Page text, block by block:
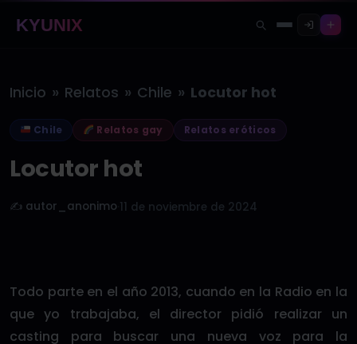
KYUNIX
Inicio » Relatos » Chile » Locutor hot
Chile Relatos gay Relatos eróticos
Locutor hot
✍️ autor_anonimo 11 de noviembre de 2024
Todo parte en el año 2013, cuando en la Radio en la
que yo trabajaba, el director pidió realizar un
casting para buscar una nueva voz para la